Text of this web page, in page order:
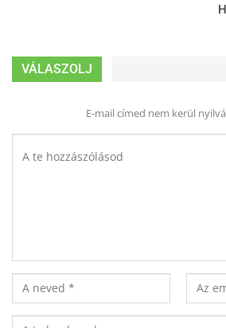
VÁLASZOLJ
E-mail címed nem kerül